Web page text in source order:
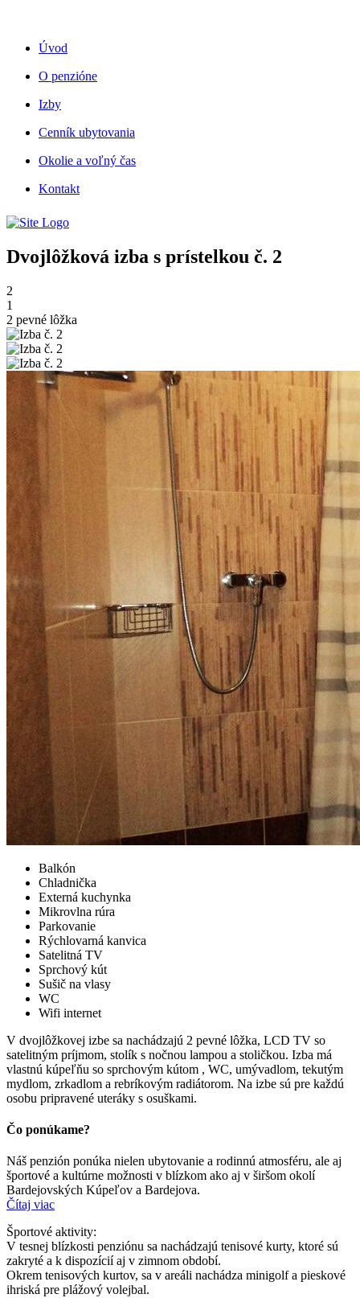
contentÚvod
O penzióne
Izby
Cenník ubytovania
Okolie a voľný čas
Kontakt
Dvojlôžková izba s prístelkou č. 2
2
1
2 pevné lôžka
Balkón
Chladnička
Externá kuchynka
Mikrovlna rúra
Parkovanie
Rýchlovarná kanvica
Satelitná TV
Sprchový kút
Sušič na vlasy
WC
Wifi internet
V dvojlôžkovej izbe sa nachádzajú 2 pevné lôžka, LCD TV so
satelitným príjmom, stolík s nočnou lampou a stoličkou. Izba má
vlastnú kúpeľňu so sprchovým kútom , WC, umývadlom, tekutým
mydlom, zrkadlom a rebríkovým radiátorom. Na izbe sú pre každú
osobu pripravené uteráky s osuškami.
Čo ponúkame?
Náš penzión ponúka nielen ubytovanie a rodinnú atmosféru, ale aj
športové a kultúrne možnosti v blízkom ako aj v širšom okolí
Bardejovských Kúpeľov a Bardejova.
Čítaj viac
Športové aktivity:
V tesnej blízkosti penziónu sa nachádzajú tenisové kurty, ktoré sú
zakryté a k dispozícií aj v zimnom období.
Okrem tenisových kurtov, sa v areáli nachádza minigolf a pieskové
ihriská pre plážový volejbal.